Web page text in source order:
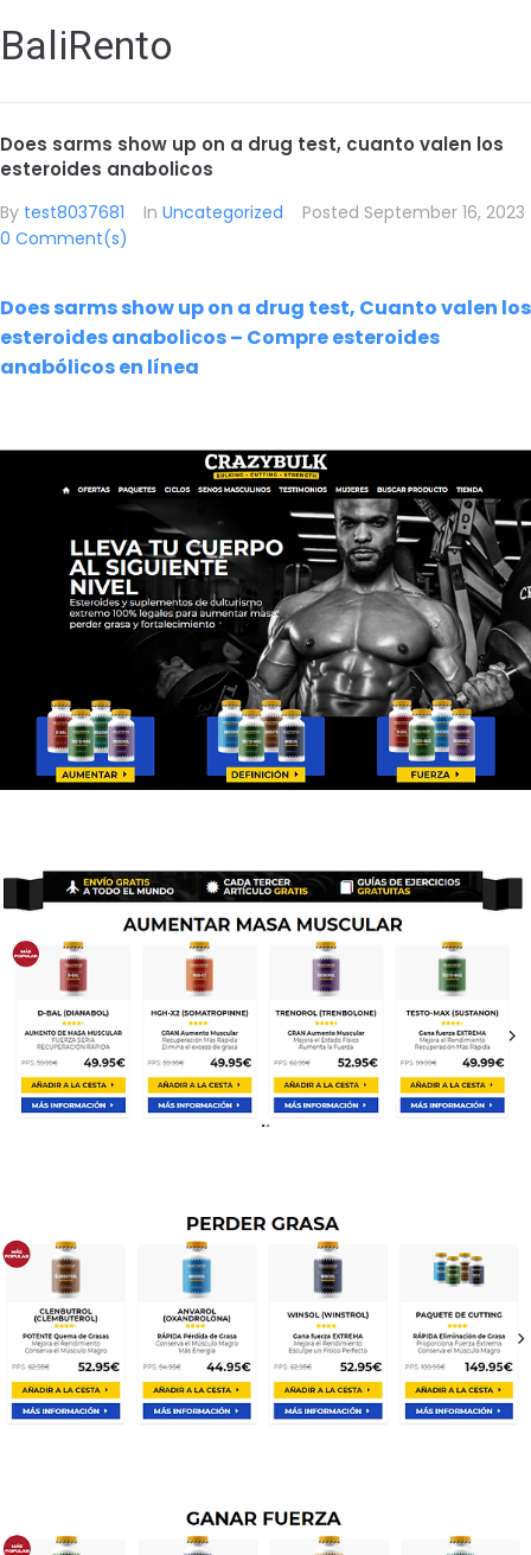
BaliRento
Does sarms show up on a drug test, cuanto valen los
esteroides anabolicos
By test8037681 In Uncategorized Posted September 16, 2023
0 Comment(s)
Does sarms show up on a drug test, Cuanto valen los
esteroides anabolicos – Compre esteroides
anabólicos en línea